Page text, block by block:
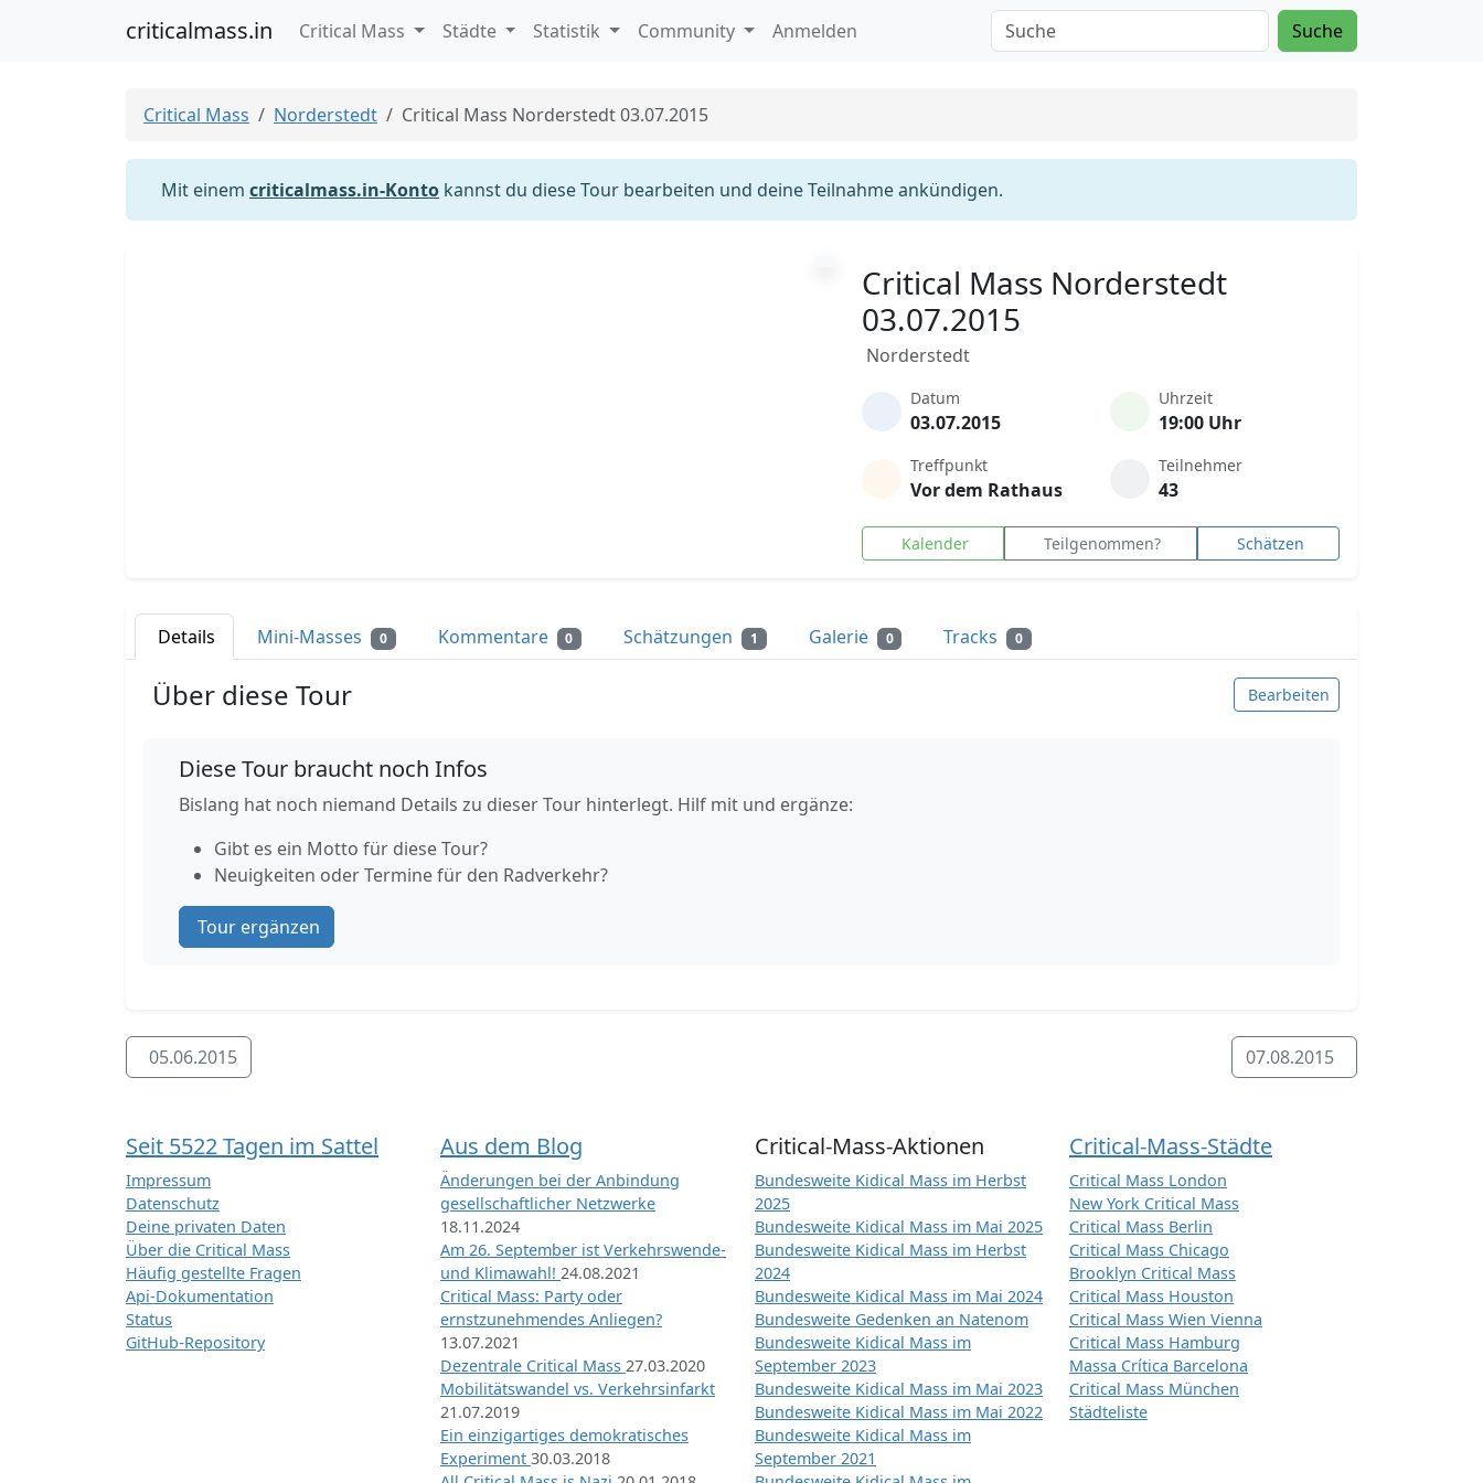
criticalmass.in Critical Mass Städte Statistik Community Anmelden Suche
Critical Mass Norderstedt Critical Mass Norderstedt 03.07.2015
Mit einem criticalmass.in-Konto kannst du diese Tour bearbeiten und deine Teilnahme ankündigen.
Critical Mass Norderstedt
03.07.2015
Norderstedt
Datum
03.07.2015
Uhrzeit
19:00 Uhr
Treffpunkt
Vor dem Rathaus
Teilnehmer
43
Kalender Teilgenommen? Schätzen
Details Mini-Masses 0 Kommentare 0 Schätzungen 1 Galerie 0 Tracks 0
Über diese Tour Bearbeiten
Diese Tour braucht noch Infos
Bislang hat noch niemand Details zu dieser Tour hinterlegt. Hilf mit und ergänze:
Gibt es ein Motto für diese Tour?
Neuigkeiten oder Termine für den Radverkehr?
Tour ergänzen
05.06.2015 07.08.2015
Seit 5522 Tagen im Sattel
Impressum
Datenschutz
Deine privaten Daten
Über die Critical Mass
Häufig gestellte Fragen
Api-Dokumentation
Status
GitHub-Repository
Aus dem Blog
Änderungen bei der Anbindung
gesellschaftlicher Netzwerke
18.11.2024
Am 26. September ist Verkehrswende-
und Klimawahl! 24.08.2021
Critical Mass: Party oder
ernstzunehmendes Anliegen?
13.07.2021
Dezentrale Critical Mass 27.03.2020
Mobilitätswandel vs. Verkehrsinfarkt
21.07.2019
Ein einzigartiges demokratisches
Experiment 30.03.2018
Critical-Mass-Aktionen
Bundesweite Kidical Mass im Herbst
2025
Bundesweite Kidical Mass im Mai 2025
Bundesweite Kidical Mass im Herbst
2024
Bundesweite Kidical Mass im Mai 2024
Bundesweite Gedenken an Natenom
Bundesweite Kidical Mass im
September 2023
Bundesweite Kidical Mass im Mai 2023
Bundesweite Kidical Mass im Mai 2022
Bundesweite Kidical Mass im
September 2021
Critical-Mass-Städte
Critical Mass London
New York Critical Mass
Critical Mass Berlin
Critical Mass Chicago
Brooklyn Critical Mass
Critical Mass Houston
Critical Mass Wien Vienna
Critical Mass Hamburg
Massa Crítica Barcelona
Critical Mass München
Städteliste